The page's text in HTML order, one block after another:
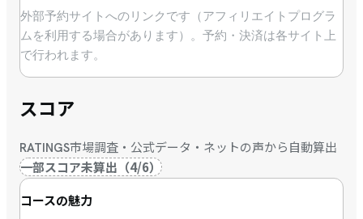
外部予約サイトへのリンクです（アフィリエイトプログラ
ムを利用する場合があります）。予約・決済は各サイト上
で行われます。
スコア
RATINGS市場調査・公式データ・ネットの声から自動算出
一部スコア未算出 （4/6）
コースの魅力